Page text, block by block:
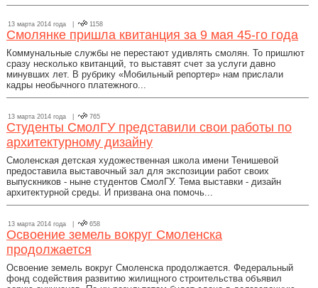
13 марта 2014 года | 1158
Смолянке пришла квитанция за 9 мая 45-го года
Коммунальные службы не перестают удивлять смолян. То пришлют
сразу несколько квитанций, то выставят счет за услуги давно
минувших лет. В рубрику «Мобильный репортер» нам прислали
кадры необычного платежного...
13 марта 2014 года | 765
Студенты СмолГУ представили свои работы по
архитектурному дизайну
Смоленская детская художественная школа имени Тенишевой
предоставила выставочный зал для экспозиции работ своих
выпускников - ныне студентов СмолГУ. Тема выставки - дизайн
архитектурной среды. И призвана она помочь...
13 марта 2014 года | 658
Освоение земель вокруг Смоленска
продолжается
Освоение земель вокруг Смоленска продолжается. Федеральный
фонд содействия развитию жилищного строительства объявил